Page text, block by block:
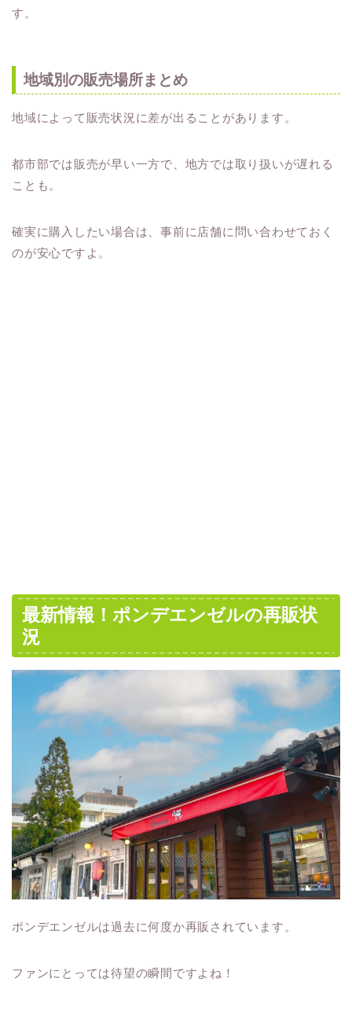
す。
地域別の販売場所まとめ
地域によって販売状況に差が出ることがあります。
都市部では販売が早い一方で、地方では取り扱いが遅れる
ことも。
確実に購入したい場合は、事前に店舗に問い合わせておく
のが安心ですよ。
最新情報！ポンデエンゼルの再販状
況
ポンデエンゼルは過去に何度か再販されています。
ファンにとっては待望の瞬間ですよね！